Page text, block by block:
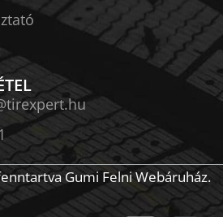
Gumi Felni Webáruház.